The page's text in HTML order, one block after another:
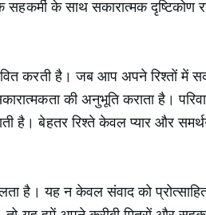
के साथ सकारात्मक दृष्टिकोण
करती है। जब आप अपने रिश्तों में
की अनुभूति कराता है।
है। बेहतर रिश्ते केवल प्यार और
है। यह न केवल संवाद को